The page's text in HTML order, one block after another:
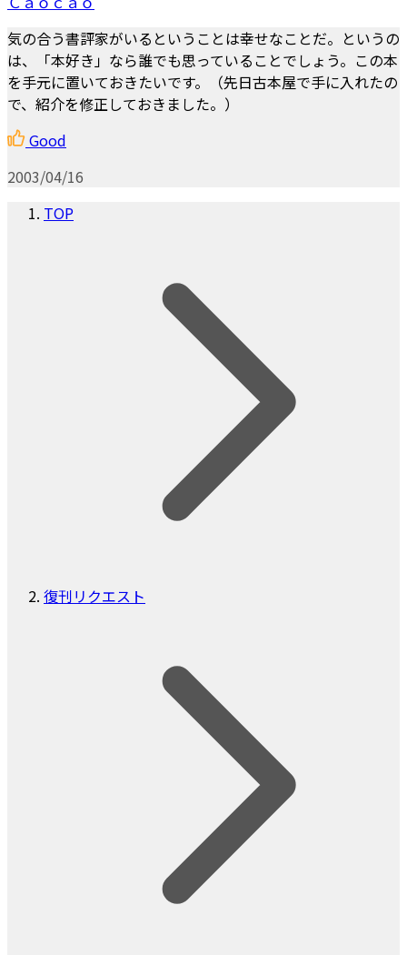
気の合う書評家がいるということは幸せなことだ。というの
は、「本好き」なら誰でも思っていることでしょう。この本
を手元に置いておきたいです。（先日古本屋で手に入れたの
で、紹介を修正しておきました。）
Good
2003/04/16
TOP
復刊リクエスト